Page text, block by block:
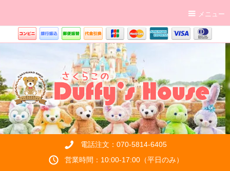
メニュー
電話注文：070-5814-6405
営業時間：10:00-17:00（平日のみ）